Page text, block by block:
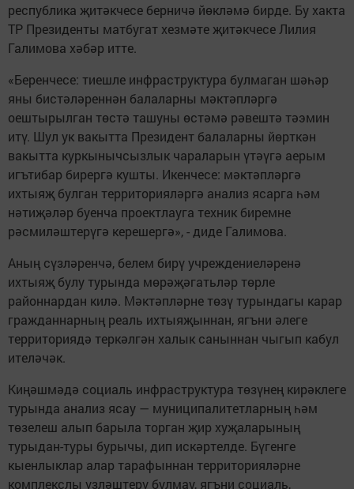
республика җитәкчесе берничә йөкләмә бирде. Бу хакта
ТР Президенты матбугат хезмәте җитәкчесе Лилия
Галимова хәбәр итте.
«Беренчесе: тиешле инфраструктура булмаган шәһәр
яны бистәләреннән балаларны мәктәпләргә
оештырылган төстә ташуны өстәмә рәвештә тәэмин
итү. Шул ук вакытта Президент балаларны йөрткән
вакытта куркынычсызлык чараларын үтәүгә аерым
игътибар бирергә кушты. Икенчесе: мәктәпләргә
ихтыяҗ булган территорияләргә анализ ясарга һәм
нәтиҗәләр буенча проектлауга техник биремне
рәсмиләштерүгә керешергә», - диде Галимова.
Аның сүзләренчә, белем бирү учреждениеләренә
ихтыяҗ булу турында мөрәҗәгатьләр төрле
районнардан килә. Мәктәпләрне төзү турындагы карар
гражданнарның реаль ихтыяҗыннан, ягъни әлеге
территориядә теркәлгән халык саныннан чыгып кабул
ителәчәк.
Киңәшмәдә социаль инфраструктура төзүнең кирәклеге
турында анализ ясау — муниципалитетларның һәм
төзелеш алып барыла торган җир хуҗаларының
турыдан-туры бурычы, дип искәртелде. Бүгенге
кыенлыклар алар тарафыннан территорияләрне
комплекслы үзләштерү булмау, ягъни социаль,